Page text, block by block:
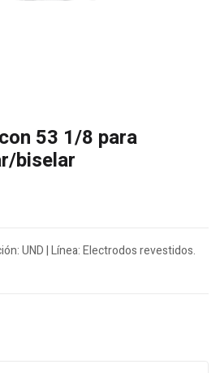
53 1/8 para
biselar
UND | Línea: Electrodos revestidos.